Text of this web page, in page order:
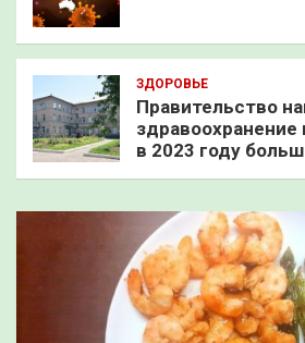
ЗДОРОВЬЕ
Правительство
здравоохранение
в 2023 году